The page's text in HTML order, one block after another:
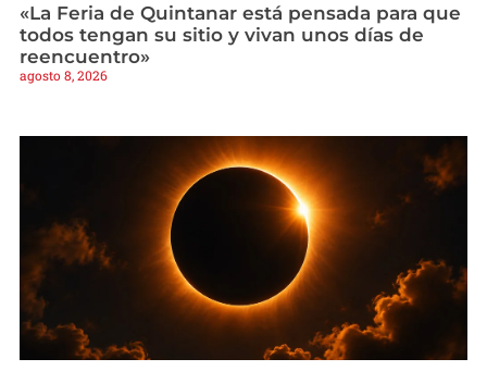
«La Feria de Quintanar está pensada para que
todos tengan su sitio y vivan unos días de
reencuentro»
agosto 8, 2026